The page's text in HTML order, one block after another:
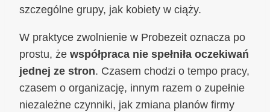
szczególne grupy, jak kobiety w ciąży.
W praktyce zwolnienie w Probezeit oznacza po
prostu, że współpraca nie spełniła oczekiwań
jednej ze stron. Czasem chodzi o tempo pracy,
czasem o organizację, innym razem o zupełnie
niezależne czynniki, jak zmiana planów firmy